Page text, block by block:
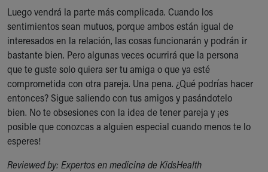
Who We Are
Building a Brighter Future
Our Mission, Vision, Promise
Calendar of Events
Community Mission
Connect With Us
Our Culture of Caring
Newsroom
Our Leadership
Quality and Patient Safety
Women's Board
Luego vendrá la parte más complicada. Cuando los
sentimientos sean mutuos, porque ambos están igual de
interesados en la relación, las cosas funcionarán y podrán ir
bastante bien. Pero algunas veces ocurrirá que la persona
que te guste solo quiera ser tu amiga o que ya esté
comprometida con otra pareja. Una pena. ¿Qué podrías hacer
entonces? Sigue saliendo con tus amigos y pasándotelo
bien. No te obsesiones con la idea de tener pareja y ¡es
posible que conozcas a alguien especial cuando menos te lo
esperes!
Reviewed by: Expertos en medicina de KidsHealth